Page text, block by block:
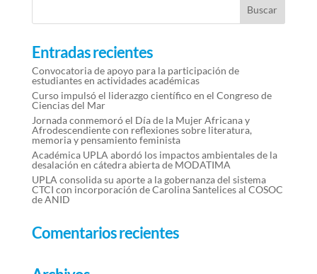
Entradas recientes
Convocatoria de apoyo para la participación de
estudiantes en actividades académicas
Curso impulsó el liderazgo científico en el Congreso de
Ciencias del Mar
Jornada conmemoró el Día de la Mujer Africana y
Afrodescendiente con reflexiones sobre literatura,
memoria y pensamiento feminista
Académica UPLA abordó los impactos ambientales de la
desalación en cátedra abierta de MODATIMA
UPLA consolida su aporte a la gobernanza del sistema
CTCI con incorporación de Carolina Santelices al COSOC
de ANID
Comentarios recientes